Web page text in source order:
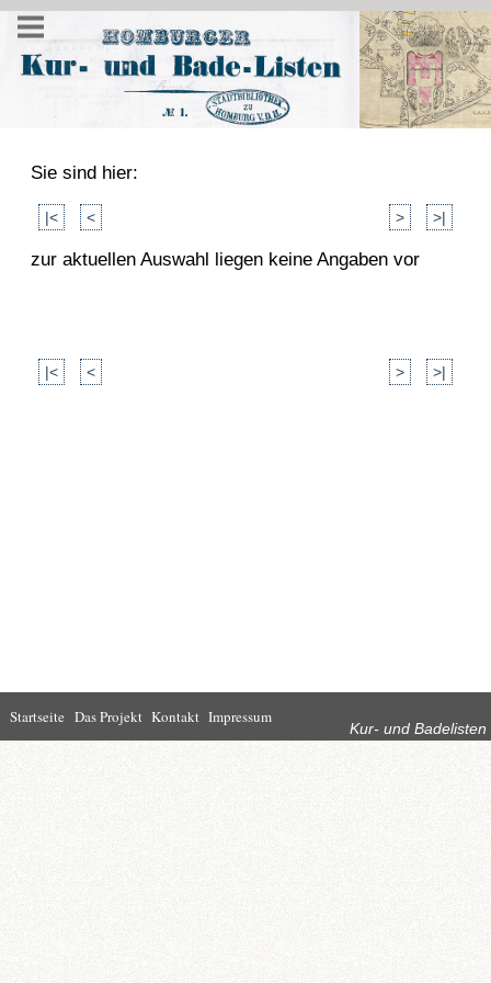
Sie sind hier:
|< < > >|
zur aktuellen Auswahl liegen keine Angaben vor
|< < > >|
Startseite
Leben in Bad
Homburg
Rathaus
Kultur Wirtschaft
Kur und
Tourismus
Kur- und Badelisten
Startseite Das Projekt Kontakt Impressum